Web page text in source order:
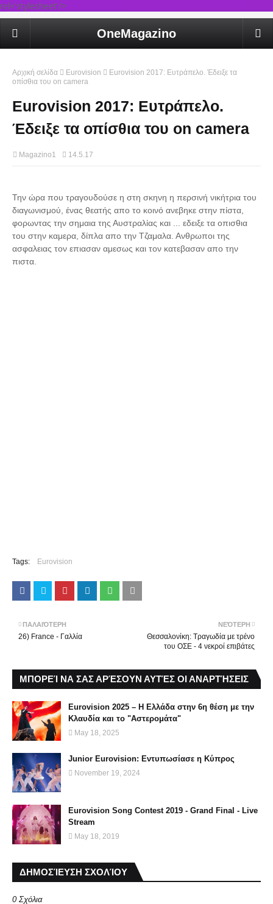
rel='stylesheet'/>
OneMagazino
Αρχική σελίδα Eurovision
Eurovision 2017: Ευτράπελο. Έδειξε τα
οπίσθια του on camera
Eurovision 2017: Ευτράπελο.
Έδειξε τα οπίσθια του on camera
Magazino1 14.5.17
Την ώρα που τραγουδούσε η στη σκηνη η περσινή νικήτρια του
διαγωνισμού, ένας θεατής απο το κοινό ανεβηκε στην πίστα,
φορωντας την σημαια της Αυστραλίας και ... εδειξε τα οπισθια
του στην καμερα, δίπλα απο την Τζαμαλα. Ανθρωποι της
ασφαλειας τον επιασαν αμεσως και τον κατεβασαν απο την
πιστα.
Tags: Eurovision
ΝΕΌΤΕΡΗ
Θεσσαλονίκη: Τραγωδία με τρένο
του ΟΣΕ - 4 νεκροί επιβάτες
ΠΑΛΑΙΌΤΕΡΗ
26) France - Γαλλία
ΜΠΟΡΕΊ ΝΑ ΣΑΣ ΑΡΈΣΟΥΝ ΑΥΤΈΣ ΟΙ ΑΝΑΡΤΉΣΕΙΣ
Eurovision 2025 – Η Ελλάδα στην 6η θέση με την
Κλαυδία και το "Αστερομάτα"
May 18, 2025
Junior Eurovision: Εντυπωσίασε η Κύπρος
November 19, 2024
Eurovision Song Contest 2019 - Grand Final - Live
Stream
May 18, 2019
ΔΗΜΟΣΊΕΥΣΗ ΣΧΟΛΊΟΥ
0 Σχόλια